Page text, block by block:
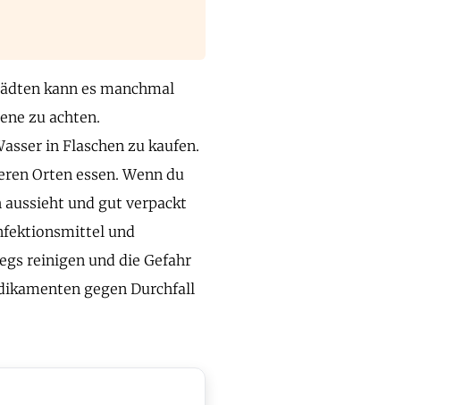
kann es manchmal
zu achten.
in Flaschen zu kaufen.
Orten essen. Wenn du
aussieht und gut verpackt
und
reinigen und die Gefahr
gegen Durchfall